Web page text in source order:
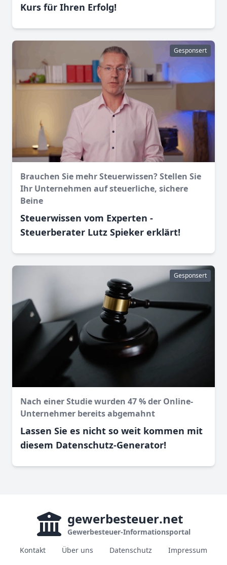
Kurs für Ihren Erfolg!
Gesponsert
Brauchen Sie mehr Steuerwissen? Stellen Sie
Ihr Unternehmen auf steuerliche, sichere
Beine
Steuerwissen vom Experten -
Steuerberater Lutz Spieker erklärt!
Gesponsert
Nach einer Studie wurden 47 % der Online-
Unternehmer bereits abgemahnt
Lassen Sie es nicht so weit kommen mit
diesem Datenschutz-Generator!
gewerbesteuer.net
Gewerbesteuer-Informationsportal
Kontakt
Über uns Datenschutz Impressum